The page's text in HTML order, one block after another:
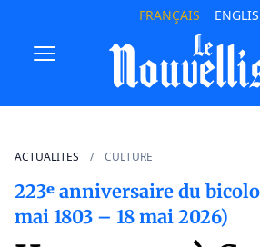
FRANÇAIS
ACTUALITES CULTURE
223ᵉ anniversaire du
mai 1803 – 18 mai 2026)